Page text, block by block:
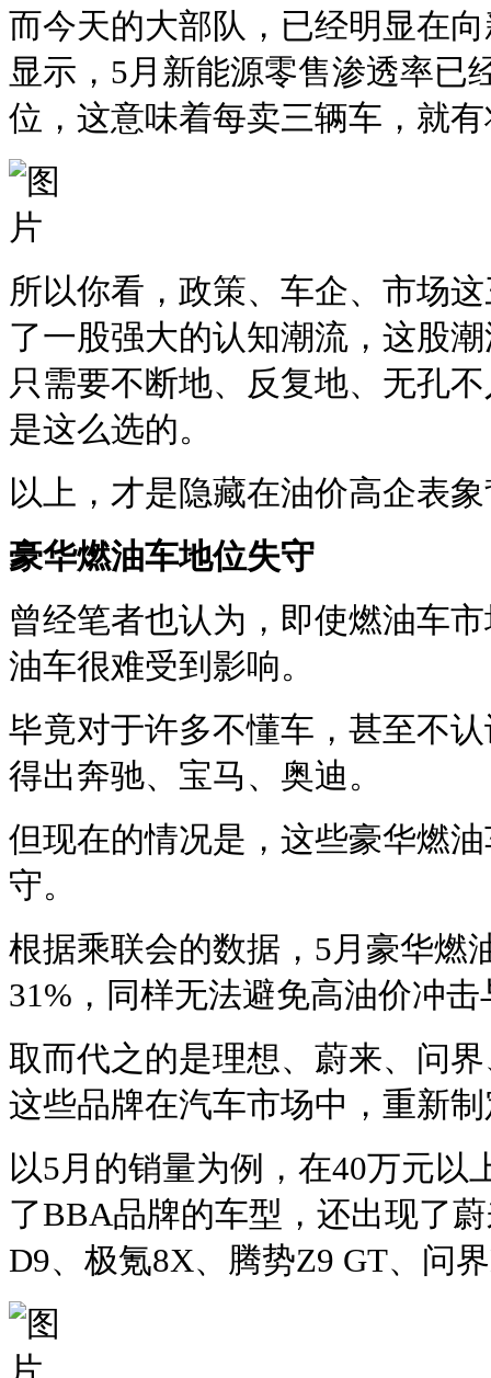
而今天的大部队，已经明显在
显示，5月新能源零售渗透率已
位，这意味着每卖三辆车，就
所以你看，政策、车企、市场
了一股强大的认知潮流，这股
只需要不断地、反复地、无孔
是这么选的。
以上，才是隐藏在油价高企表
豪华燃油车地位失守
曾经笔者也认为，即使燃油车
油车很难受到影响。
毕竟对于许多不懂车，甚至不
得出奔驰、宝马、奥迪。
但现在的情况是，这些豪华燃
守。
根据乘联会的数据，5月豪华燃
31%，同样无法避免高油价冲
取而代之的是理想、蔚来、问
这些品牌在汽车市场中，重新
以5月的销量为例，在40万元以
了BBA品牌的车型，还出现了
D9、极氪8X、腾势Z9 GT、问